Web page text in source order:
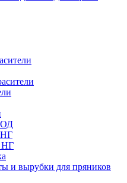
НГ
НГ
и вырубки для пряников